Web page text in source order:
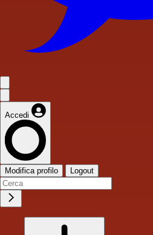
Accedi
Modifica profilo Logout